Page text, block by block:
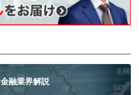
金融業界解説